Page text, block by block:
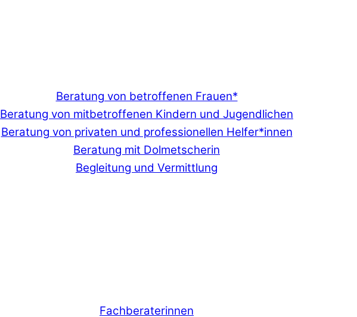
Beratung von betroffenen Frauen*
Beratung von mitbetroffenen Kindern und Jugendlichen
Beratung von privaten und professionellen Helfer*innen
Beratung mit Dolmetscherin
Begleitung und Vermittlung
Fachberaterinnen